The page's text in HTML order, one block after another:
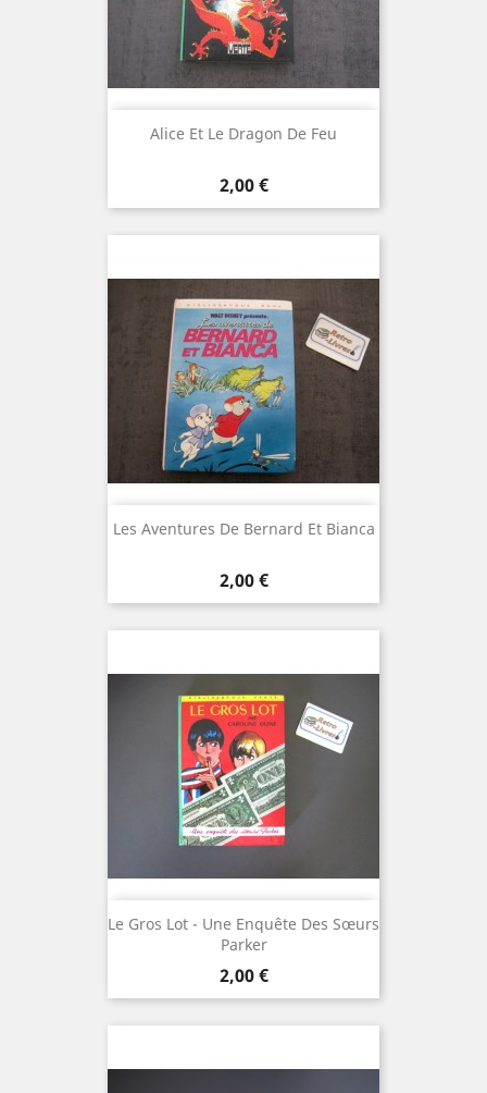
Alice Et Le Dragon De Feu
Prix
2,00 €
Les Aventures De Bernard Et Bianca
Prix
2,00 €
Le Gros Lot - Une Enquête Des Sœurs
Parker
Prix
2,00 €